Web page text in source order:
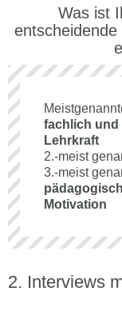
Was ist
fachlich und
Lehrkraft
2.-meist
3.-meist
Motivation
Interviews